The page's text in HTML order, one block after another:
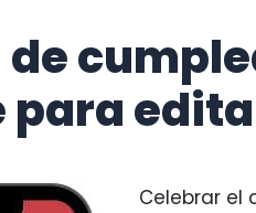
Celebrar el